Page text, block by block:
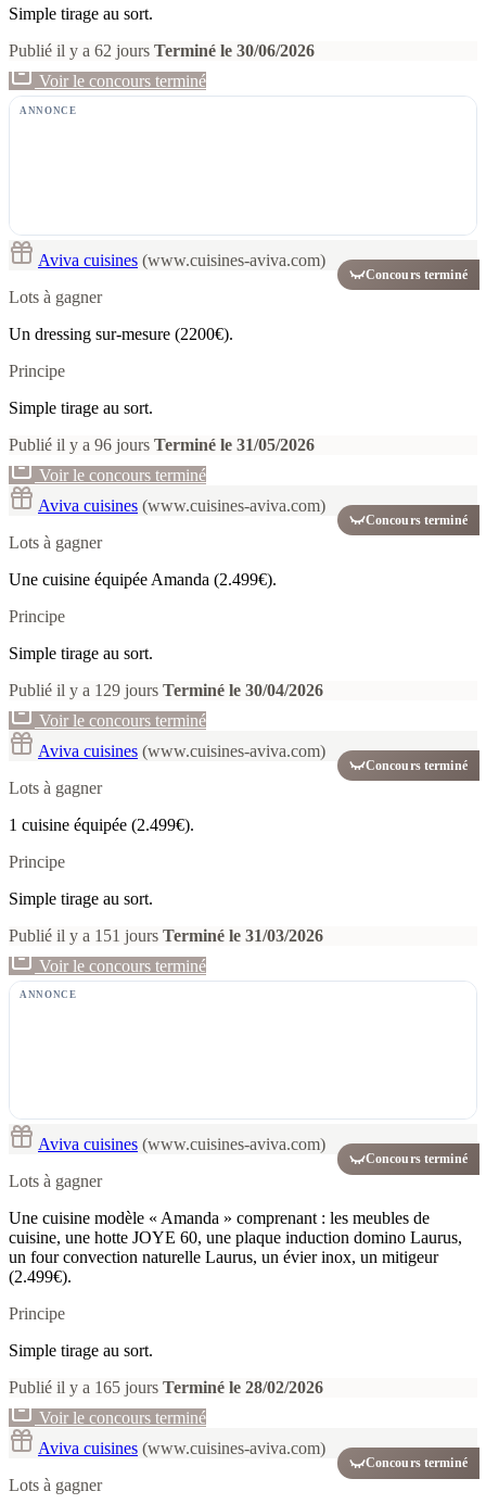
Simple tirage au sort.
Publié il y a 62 jours Terminé le 30/06/2026
Voir le concours terminé
ANNONCE
Concours terminé
Aviva cuisines (www.cuisines-aviva.com)
Lots à gagner
Un dressing sur-mesure (2200€).
Principe
Simple tirage au sort.
Publié il y a 96 jours Terminé le 31/05/2026
Voir le concours terminé
Concours terminé
Aviva cuisines (www.cuisines-aviva.com)
Lots à gagner
Une cuisine équipée Amanda (2.499€).
Principe
Simple tirage au sort.
Publié il y a 129 jours Terminé le 30/04/2026
Voir le concours terminé
Concours terminé
Aviva cuisines (www.cuisines-aviva.com)
Lots à gagner
1 cuisine équipée (2.499€).
Principe
Simple tirage au sort.
Publié il y a 151 jours Terminé le 31/03/2026
Voir le concours terminé
ANNONCE
Concours terminé
Aviva cuisines (www.cuisines-aviva.com)
Lots à gagner
Une cuisine modèle « Amanda » comprenant : les meubles de
cuisine, une hotte JOYE 60, une plaque induction domino Laurus,
un four convection naturelle Laurus, un évier inox, un mitigeur
(2.499€).
Principe
Simple tirage au sort.
Publié il y a 165 jours Terminé le 28/02/2026
Voir le concours terminé
Concours terminé
Aviva cuisines (www.cuisines-aviva.com)
Lots à gagner